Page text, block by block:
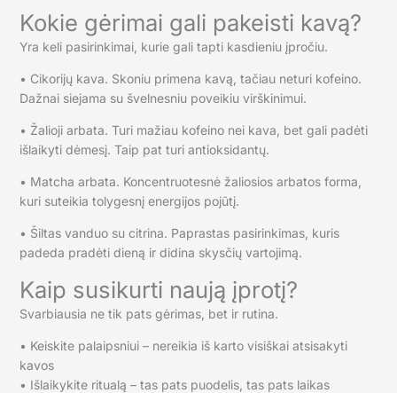
Kokie gėrimai gali pakeisti kavą?
Yra keli pasirinkimai, kurie gali tapti kasdieniu įpročiu.
• Cikorijų kava. Skoniu primena kavą, tačiau neturi kofeino.
Dažnai siejama su švelnesniu poveikiu virškinimui.
• Žalioji arbata. Turi mažiau kofeino nei kava, bet gali padėti
išlaikyti dėmesį. Taip pat turi antioksidantų.
• Matcha arbata. Koncentruotesnė žaliosios arbatos forma,
kuri suteikia tolygesnį energijos pojūtį.
• Šiltas vanduo su citrina. Paprastas pasirinkimas, kuris
padeda pradėti dieną ir didina skysčių vartojimą.
Kaip susikurti naują įprotį?
Svarbiausia ne tik pats gėrimas, bet ir rutina.
• Keiskite palaipsniui – nereikia iš karto visiškai atsisakyti
kavos
• Išlaikykite ritualą – tas pats puodelis, tas pats laikas